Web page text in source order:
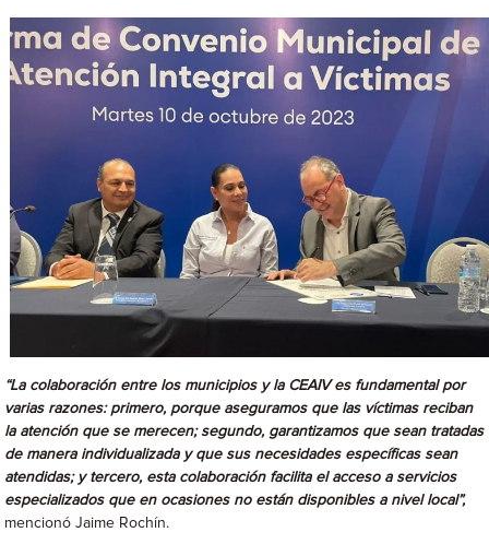
“La colaboración entre los municipios y la CEAIVes fundamental por
varias razones: primero, porque aseguramos que las víctimas reciban
la atención que se merecen; segundo, garantizamos que sean tratadas
de manera individualizada y que sus necesidades específicas sean
atendidas; y tercero, esta colaboración facilita el acceso a servicios
especializados que en ocasiones no están disponibles a nivel local”,
mencionó Jaime Rochín.